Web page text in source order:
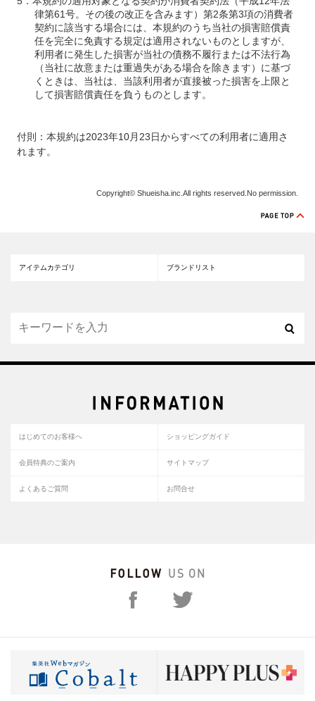
律第61号。その後の改正を含みます）第2条第3項の消費者
契約に該当する場合には、本規約のうち当社の損害賠償責
任を完全に免責する規定は適用されないものとしますが、
利用者に発生した損害が当社の債務不履行または不法行為
（当社に故意または重過失がある場合を除きます）に基づ
くときは、当社は、当該利用者が直接被った損害を上限と
して損害賠償責任を負うものとします。
付則：本規約は2023年10月23日からすべての利用者に適用さ
れます。
Copyright© Shueisha.inc.All rights reserved.No permission.
アイテムカテゴリ ブランドリスト
はじめてのお客様へ ショッピングガイド
会員特典のご案内 サイトマップ
よくあるご質問 お問合せ